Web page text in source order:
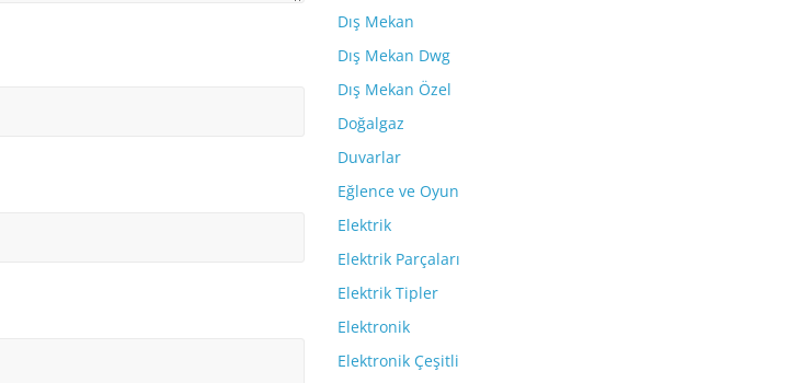
Dış Mekan
Dış Mekan Dwg
Dış Mekan Özel
Doğalgaz
Duvarlar
Eğlence ve Oyun
Elektrik
Elektrik Parçaları
Elektrik Tipler
Elektronik
Elektronik Çeşitli